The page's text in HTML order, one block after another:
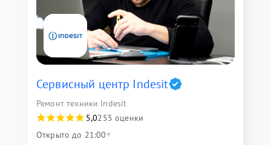
Сервисный центр Indesit
Ремонт техники Indesit
5,0255 оценки
Открыто до 21:00